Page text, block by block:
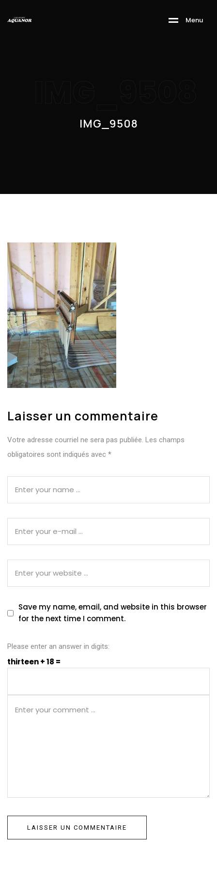
Menu
IMG_9508
Laisser un commentaire
Votre adresse courriel ne sera pas publiée. Les champs
obligatoires sont indiqués avec *
Save my name, email, and website in this browser
for the next time I comment.
Please enter an answer in digits:
thirteen + 18 =